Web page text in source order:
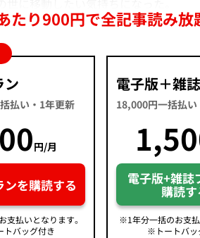
たり900円で全記事読み放
ン
払い・1年更新
円/月
ンを購読する
支払いとなります。
バッグ付き
電子版＋雑
18,000円一括払
電子版+雑誌
購読す
※1年分一括のお支
※トートバッ